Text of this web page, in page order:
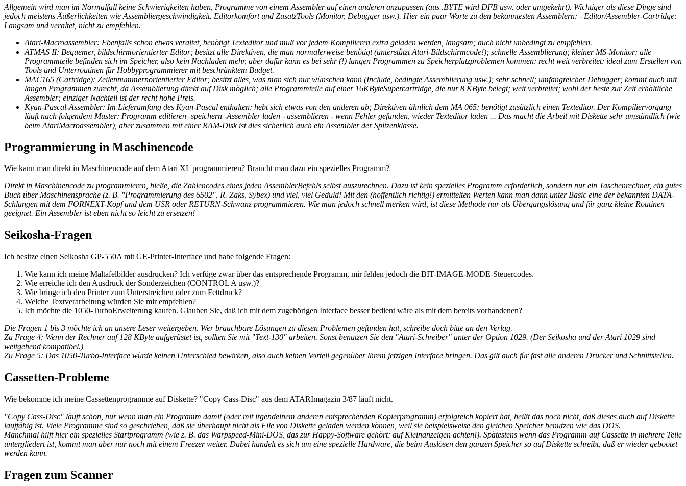
Allgemein wird man im Normalfall keine Schwierigkeiten haben, Programme von einem Assembler auf einen anderen anzupassen (aus .BYTE wird DFB usw. oder umgekehrt). Wichtiger als diese Dinge sind
jedoch meistens Äußerlichkeiten wie Assembliergeschwindigkeit, Editorkomfort und ZusatzTools (Monitor, Debugger usw.). Hier ein paar Worte zu den bekanntesten Assemblern: - Editor/Assembler-Cartridge:
Langsam und veraltet, nicht zu empfehlen.
Atari-Macroassembler: Ebenfalls schon etwas veraltet, benötigt Texteditor und muß vor jedem Kompilieren extra geladen werden, langsam; auch nicht unbedingt zu empfehlen.
ATMAS II: Bequemer, bildschirmorientierter Editor; besitzt alle Direktiven, die man normalerweise benötigt (unterstützt Atari-Bildschirmcode!); schnelle Assemblierung; kleiner MS-Monitor; alle
Programmteile befinden sich im Speicher, also kein Nachladen mehr, aber dafür kann es bei sehr (!) langen Programmen zu Speicherplatzproblemen kommen; recht weit verbreitet; ideal zum Erstellen von
Tools und Unterroutinen für Hobbyprogrammierer mit beschränktem Budget.
MAC165 (Cartridge): Zeilennummernorientierter Editor; besitzt alles, was man sich nur wünschen kann (Include, bedingte Assemblierung usw.); sehr schnell; umfangreicher Debugger; kommt auch mit
langen Programmen zurecht, da Assemblierung direkt auf Disk möglich; alle Programmteile auf einer 16KByteSupercartridge, die nur 8 KByte belegt; weit verbreitet; wohl der beste zur Zeit erhältliche
Assembler; einziger Nachteil ist der recht hohe Preis.
Kyan-Pascal-Assembler: Im Lieferumfang des Kyan-Pascal enthalten; hebt sich etwas von den anderen ab; Direktiven ähnlich dem MA 065; benötigt zusätzlich einen Texteditor. Der Kompiliervorgang
läuft nach folgendem Muster: Programm editieren -speichern -Assembler laden - assemblieren - wenn Fehler gefunden, wieder Texteditor laden ... Das macht die Arbeit mit Diskette sehr umständlich (wie
beim AtariMacroassembler), aber zusammen mit einer RAM-Disk ist dies sicherlich auch ein Assembler der Spitzenklasse.
Programmierung in Maschinencode
Wie kann man direkt in Maschinencode auf dem Atari XL programmieren? Braucht man dazu ein spezielles Programm?
Direkt in Maschinencode zu programmieren, hieße, die Zahlencodes eines jeden AssemblerBefehls selbst auszurechnen. Dazu ist kein spezielles Programm erforderlich, sondern nur ein Taschenrechner, ein gutes
Buch über Maschinensprache (z. B. "Programmierung des 6502", R. Zaks, Sybex) und viel, viel Geduld! Mit den (hoffentlich richtig!) ermittelten Werten kann man dann unter Basic eine der bekannten DATA-
Schlangen mit dem FORNEXT-Kopf und dem USR oder RETURN-Schwanz programmieren. Wie man jedoch schnell merken wird, ist diese Methode nur als Übergangslösung und für ganz kleine Routinen
geeignet. Ein Assembler ist eben nicht so leicht zu ersetzen!
Seikosha-Fragen
Ich besitze einen Seikosha GP-550A mit GE-Printer-Interface und habe folgende Fragen:
Wie kann ich meine Maltafelbilder ausdrucken? Ich verfüge zwar über das entsprechende Programm, mir fehlen jedoch die BIT-IMAGE-MODE-Steuercodes.
Wie erreiche ich den Ausdruck der Sonderzeichen (CONTROL A usw.)?
Wie bringe ich den Printer zum Unterstreichen oder zum Fettdruck?
Welche Textverarbeitung würden Sie mir empfehlen?
Ich möchte die 1050-TurboErweiterung kaufen. Glauben Sie, daß ich mit dem zugehörigen Interface besser bedient wäre als mit dem bereits vorhandenen?
Die Fragen 1 bis 3 möchte ich an unsere Leser weitergeben. Wer brauchbare Lösungen zu diesen Problemen gefunden hat, schreibe doch bitte an den Verlag.
Zu Frage 4: Wenn der Rechner auf 128 KByte aufgerüstet ist, sollten Sie mit "Text-130" arbeiten. Sonst benutzen Sie den "Atari-Schreiber" unter der Option 1029. (Der Seikosha und der Atari 1029 sind
weitgehend kompatibel.)
Zu Frage 5: Das 1050-Turbo-Interface würde keinen Unterschied bewirken, also auch keinen Vorteil gegenüber lhrem jetzigen Interface bringen. Das gilt auch für fast alle anderen Drucker und Schnittstellen.
Cassetten-Probleme
Wie bekomme ich meine Cassettenprogramme auf Diskette? "Copy Cass-Disc" aus dem ATARImagazin 3/87 läuft nicht.
"Copy Cass-Disc" läuft schon, nur wenn man ein Programm damit (oder mit irgendeinem anderen entsprechenden Kopierprogramm) erfolgreich kopiert hat, heißt das noch nicht, daß dieses auch auf Diskette
lauffähig ist. Viele Programme sind so geschrieben, daß sie überhaupt nicht als File von Diskette geladen werden können, weil sie beispielsweise den gleichen Speicher benutzen wie das DOS.
Manchmal hilft hier ein spezielles Startprogramm (wie z. B. das Warpspeed-Mini-DOS, das zur Happy-Software gehört; auf Kleinanzeigen achten!). Spätestens wenn das Programm auf Cassette in mehrere Teile
untergliedert ist, kommt man aber nur noch mit einem Freezer weiter. Dabei handelt es sich um eine spezielle Hardware, die beim Auslösen den ganzen Speicher so auf Diskette schreibt, daß er wieder gebootet
werden kann.
Fragen zum Scanner